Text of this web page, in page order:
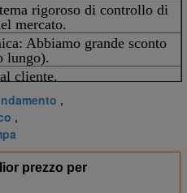
rigoroso di controllo di
mercato.
Abbiamo grande sconto
lungo).
cliente.
,
,
prezzo per